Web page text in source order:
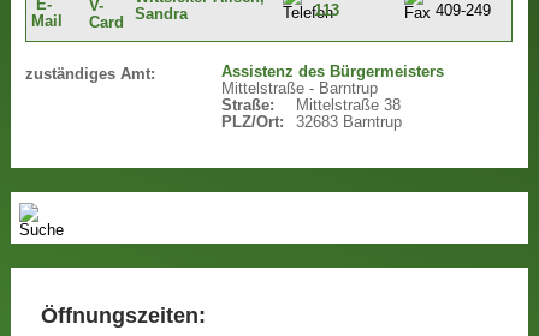
Sandra
113
409-249
zuständiges Amt:
Assistenz des Bürgermeisters
Mittelstraße - Barntrup
Straße:
Mittelstraße 38
PLZ/Ort:
32683 Barntrup
Öffnungszeiten: